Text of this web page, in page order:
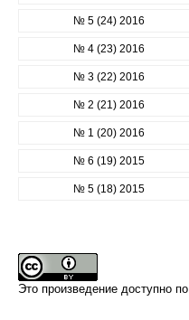
№ 5 (24) 2016
№ 4 (23) 2016
№ 3 (22) 2016
№ 2 (21) 2016
№ 1 (20) 2016
№ 6 (19) 2015
№ 5 (18) 2015
Это произведение доступно по